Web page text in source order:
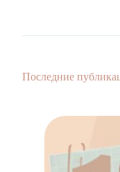
Последние